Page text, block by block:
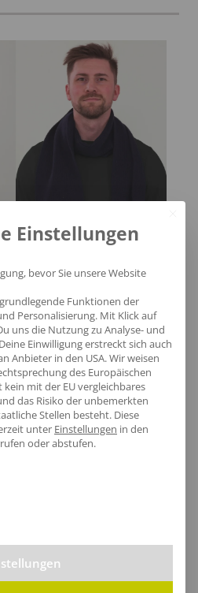
ab
guter Qualität für z.B.
Einstellungen
bevor Sie unsere Website
Funktionen der
Personalisierung. Mit Klick auf
uns die Nutzung zu Analyse- und
Einwilligung erstreckt sich auch
Anbieter in den USA. Wir weisen
des Europäischen
kein mit der EU vergleichbares
das Risiko der unbemerkten
Stellen besteht. Diese
unter Einstellungen in den
oder abstufen.
Service-Gruppen, für die eine